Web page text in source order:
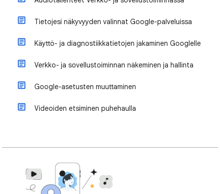
Tietojesi näkyvyyden valinnat Google-palveluissa
Käyttö- ja diagnostiikkatietojen jakaminen Googlelle
Verkko- ja sovellustoiminnan näkeminen ja hallinta
Google-asetusten muuttaminen
Videoiden etsiminen puhehaulla